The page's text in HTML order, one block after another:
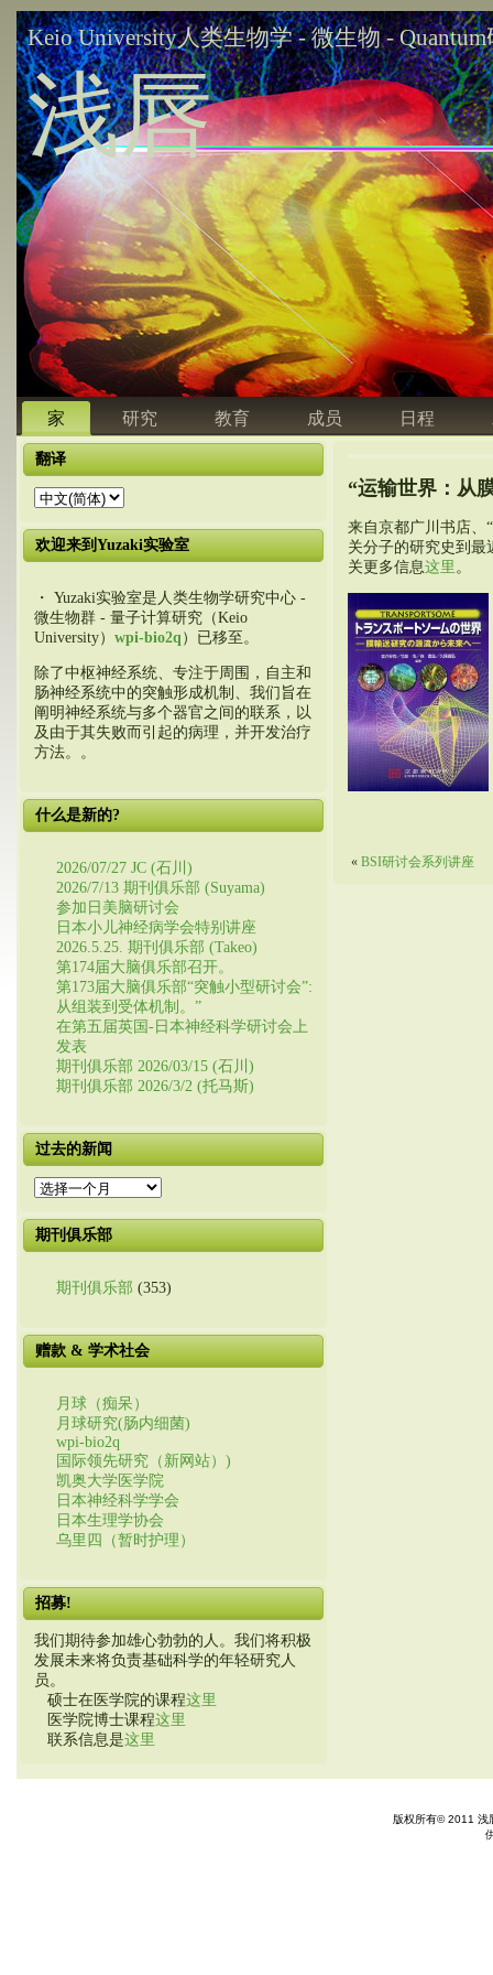
Keio University人类生物学 - 微生物 -
浅唇
家 研究 教育 成员 日程
翻译
欢迎来到Yuzaki实验室
・ Yuzaki实验室是人类生物学研究中心 -
微生物群 - 量子计算研究（Keio
University） wpi-bio2q ）已移至。
除了中枢神经系统、专注于周围，自主和
肠神经系统中的突触形成机制、我们旨在
阐明神经系统与多个器官之间的联系，以
及由于其失败而引起的病理，并开发治疗
方法。。
什么是新的?
2026/07/27 JC (石川)
2026/7/13 期刊俱乐部 (Suyama)
参加日美脑研讨会
日本小儿神经病学会特别讲座
2026.5.25. 期刊俱乐部 (Takeo)
第174届大脑俱乐部召开。
第173届大脑俱乐部“突触小型研讨会”:
从组装到受体机制。”
在第五届英国-日本神经科学研讨会上
发表
期刊俱乐部 2026/03/15 (石川)
期刊俱乐部 2026/3/2 (托马斯)
过去的新闻
过
的
新
期刊俱乐部
期刊俱乐部 (353)
赠款 & 学术社会
月球（痴呆）
月球研究(肠内细菌)
wpi-bio2q
国际领先研究（新网站）)
凯奥大学医学院
日本神经科学学会
日本生理学协会
乌里四（暂时护理）
招募!
我们期待参加雄心勃勃的人。我们将积极
发展未来将负责基础科学的年轻研究人
员。
硕士在医学院的课程这里
医学院博士课程这里
联系信息是这里
“运输世界：从
来自京都广川书店、
关分子的研究史到最
关更多信息这里 。
« BSI研讨会系列讲座
版权所有© 2011 浅